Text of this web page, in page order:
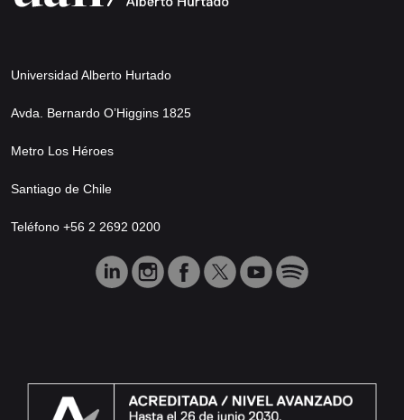
Universidad Alberto Hurtado
Avda. Bernardo O’Higgins 1825
Metro Los Héroes
Santiago de Chile
Teléfono +56 2 2692 0200